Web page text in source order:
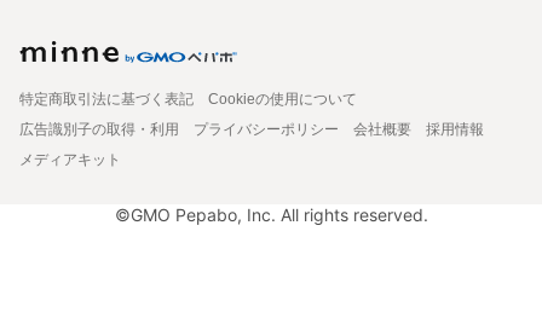
特定商取引法に基づく表記
Cookieの使用について
広告識別子の取得・利用
プライバシーポリシー 会社概要
採用情報
メディアキット
©GMO Pepabo, Inc. All rights reserved.